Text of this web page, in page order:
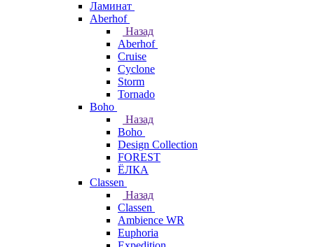
Ламинат
Aberhof
Назад
Aberhof
Cruise
Cyclone
Storm
Tornado
Boho
Назад
Boho
Design Collection
FOREST
ЁЛКА
Classen
Назад
Classen
Ambience WR
Euphoria